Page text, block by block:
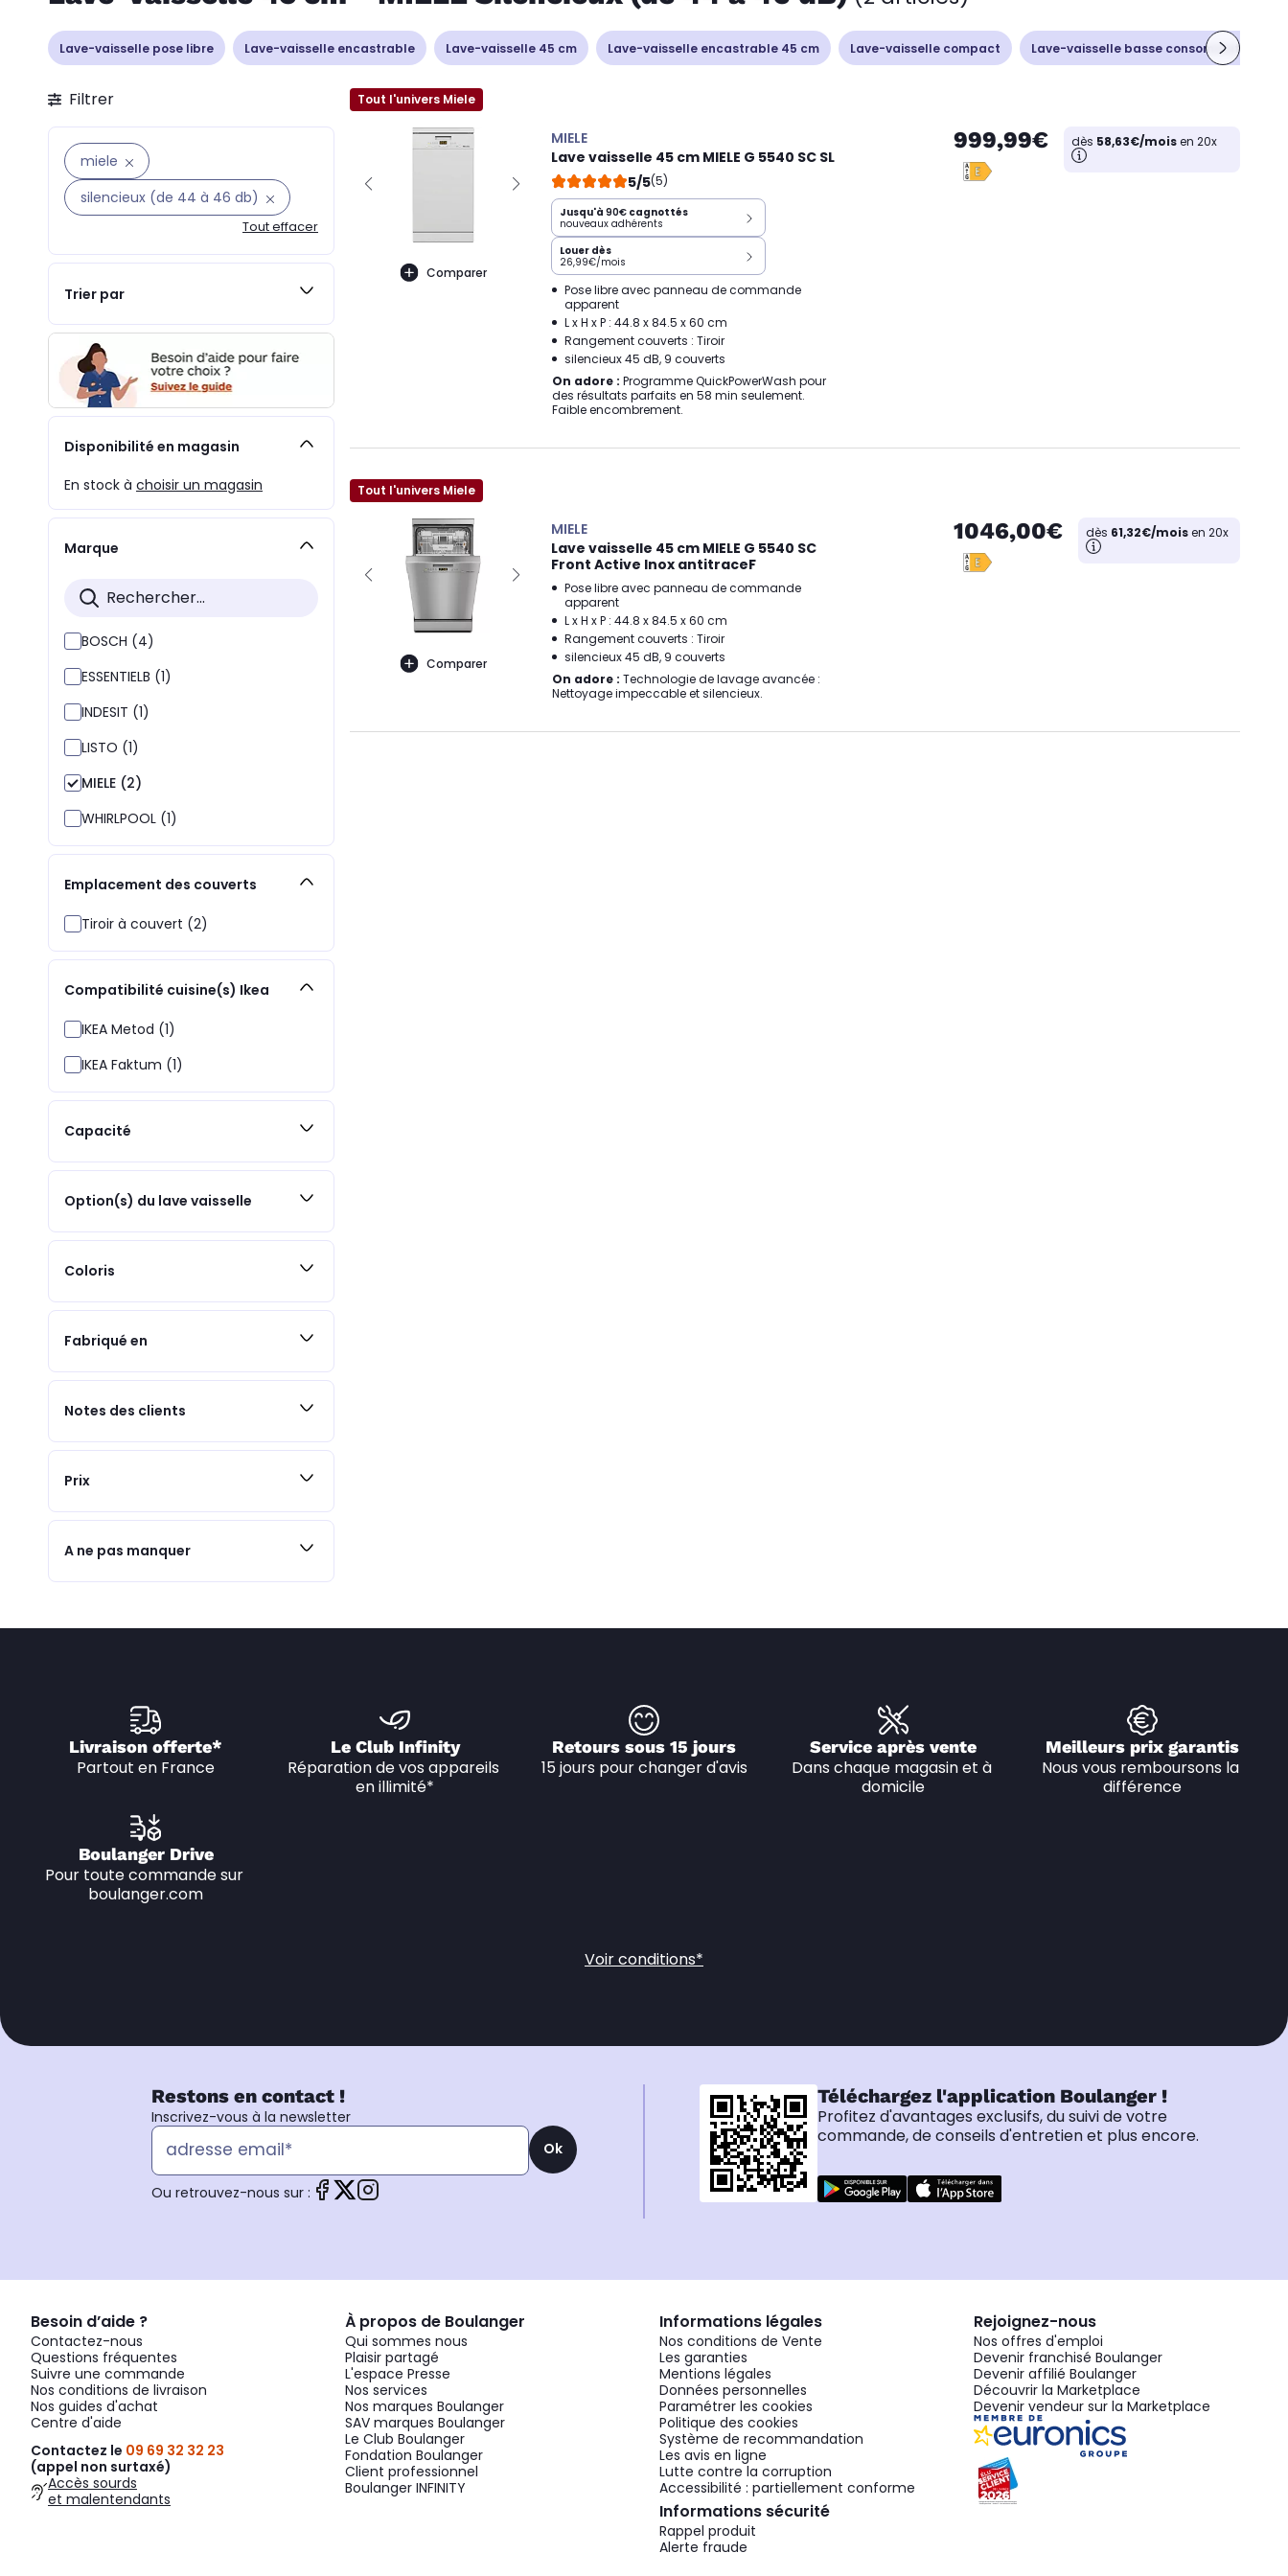
Lave-vaisselle pose libre Lave-vaisselle encastrable Lave-vaisselle 45 cm Lave-vaisselle encastrable 45 cm Lave-vaisselle compact Lave-vaisselle basse consommation
Filtrer
miele
silencieux (de 44 à 46 db)
Tout effacer
Trier par
Disponibilité en magasin
En stock à choisir un magasin
Marque
BOSCH (4)
ESSENTIELB (1)
INDESIT (1)
LISTO (1)
MIELE (2)
WHIRLPOOL (1)
Emplacement des couverts
Tiroir à couvert (2)
Compatibilité cuisine(s) Ikea
IKEA Metod (1)
IKEA Faktum (1)
Capacité
Option(s) du lave vaisselle
Coloris
Fabriqué en
Notes des clients
Prix
A ne pas manquer
Tout l'univers Miele
Comparer
MIELE
Lave vaisselle 45 cm MIELE G 5540 SC SL
5/5(5)
Jusqu'à 90€ cagnottés
nouveaux adhérents
Louer dès
26,99€/mois
Pose libre avec panneau de commande
apparent
L x H x P : 44.8 x 84.5 x 60 cm
Rangement couverts : Tiroir
silencieux 45 dB, 9 couverts
On adore : Programme QuickPowerWash pour
des résultats parfaits en 58 min seulement.
Faible encombrement.
999,99€ dès 58,63€/moisen 20x
Tout l'univers Miele
Comparer
MIELE
Lave vaisselle 45 cm MIELE G 5540 SC
Front Active Inox antitraceF
Pose libre avec panneau de commande
apparent
L x H x P : 44.8 x 84.5 x 60 cm
Rangement couverts : Tiroir
silencieux 45 dB, 9 couverts
On adore : Technologie de lavage avancée :
Nettoyage impeccable et silencieux.
1046,00€ dès 61,32€/moisen 20x
Livraison offerte*
Partout en France
Le Club Infinity
Réparation de vos appareils
en illimité*
Retours sous 15 jours
15 jours pour changer d'avis
Service après vente
Dans chaque magasin et à
domicile
Meilleurs prix garantis
Nous vous remboursons la
différence
Boulanger Drive
Pour toute commande sur
boulanger.com
Voir conditions*
Restons en contact !
Inscrivez-vous à la newsletter
Ok
Ou retrouvez-nous sur :
Téléchargez l'application Boulanger !
Profitez d'avantages exclusifs, du suivi de votre
commande, de conseils d'entretien et plus encore.
Besoin d’aide ?
Contactez-nous
Questions fréquentes
Suivre une commande
Nos conditions de livraison
Nos guides d'achat
Centre d'aide
Contactez le 09 69 32 32 23
(appel non surtaxé)
Accès sourds
et malentendants
À propos de Boulanger
Qui sommes nous
Plaisir partagé
L'espace Presse
Nos services
Nos marques Boulanger
SAV marques Boulanger
Le Club Boulanger
Fondation Boulanger
Client professionnel
Boulanger INFINITY
Informations légales
Nos conditions de Vente
Les garanties
Mentions légales
Données personnelles
Paramétrer les cookies
Politique des cookies
Système de recommandation
Les avis en ligne
Lutte contre la corruption
Accessibilité : partiellement conforme
Informations sécurité
Rappel produit
Alerte fraude
Rejoignez-nous
Nos offres d'emploi
Devenir franchisé Boulanger
Devenir affilié Boulanger
Découvrir la Marketplace
Devenir vendeur sur la Marketplace